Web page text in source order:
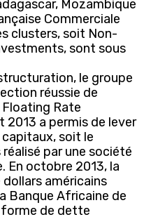
Mozambique
Commerciale
clusters, soit Non-
sont sous
le groupe
réussie de
Floating Rate
a permis de lever
capitaux, soit le
par une société
En octobre 2013, la
américains
Banque Africaine de
forme de dette